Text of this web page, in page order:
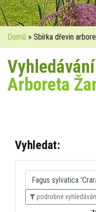
Domů » Sbírka dřevin
Vyhledávání
Arboreta
Vyhledat:
podrobné